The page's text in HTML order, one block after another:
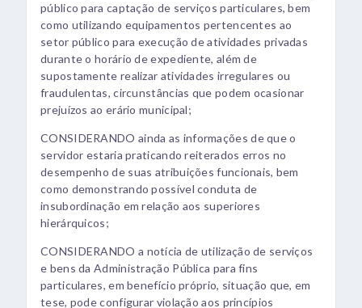
público para captação de serviços particulares, bem
como utilizando equipamentos pertencentes ao
setor público para execução de atividades privadas
durante o horário de expediente, além de
supostamente realizar atividades irregulares ou
fraudulentas, circunstâncias que podem ocasionar
prejuízos ao erário municipal;
CONSIDERANDO ainda as informações de que o
servidor estaria praticando reiterados erros no
desempenho de suas atribuições funcionais, bem
como demonstrando possível conduta de
insubordinação em relação aos superiores
hierárquicos;
CONSIDERANDO a notícia de utilização de serviços
e bens da Administração Pública para fins
particulares, em benefício próprio, situação que, em
tese, pode configurar violação aos princípios